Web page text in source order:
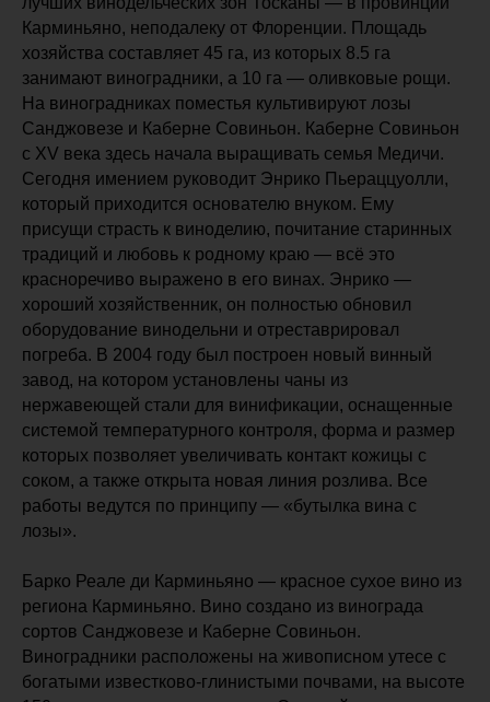
Карминьяно, неподалеку от Флоренции. Площадь
хозяйства составляет 45 га, из которых 8.5 га
занимают виноградники, а 10 га — оливковые рощи.
На виноградниках поместья культивируют лозы
Санджовезе и Каберне Совиньон. Каберне Совиньон
с XV века здесь начала выращивать семья Медичи.
Сегодня имением руководит Энрико Пьераццуолли,
который приходится основателю внуком. Ему
присущи страсть к виноделию, почитание старинных
традиций и любовь к родному краю — всё это
красноречиво выражено в его винах. Энрико —
хороший хозяйственник, он полностью обновил
оборудование винодельни и отреставрировал
погреба. В 2004 году был построен новый винный
завод, на котором установлены чаны из
нержавеющей стали для винификации, оснащенные
системой температурного контроля, форма и размер
которых позволяет увеличивать контакт кожицы с
соком, а также открыта новая линия розлива. Все
работы ведутся по принципу — «бутылка вина с
лозы».
Барко Реале ди Карминьяно — красное сухое вино из
региона Карминьяно. Вино создано из винограда
сортов Санджовезе и Каберне Совиньон.
Виноградники расположены на живописном утесе с
богатыми известково-глинистыми почвами, на высоте